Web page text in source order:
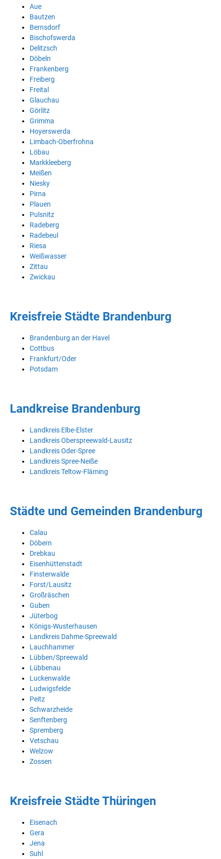
Aue
Bautzen
Bernsdorf
Bischofswerda
Delitzsch
Döbeln
Frankenberg
Freiberg
Freital
Glauchau
Görlitz
Grimma
Hoyerswerda
Limbach-Oberfrohna
Löbau
Markkleeberg
Meißen
Niesky
Pirna
Plauen
Pulsnitz
Radeberg
Radebeul
Riesa
Weißwasser
Zittau
Zwickau
Kreisfreie Städte Brandenburg
Brandenburg an der Havel
Cottbus
Frankfurt/Oder
Potsdam
Landkreise Brandenburg
Landkreis Elbe-Elster
Landkreis Oberspreewald-Lausitz
Landkreis Oder-Spree
Landkreis Spree-Neiße
Landkreis Teltow-Fläming
Städte und Gemeinden Brandenburg
Calau
Döbern
Drebkau
Eisenhüttenstadt
Finsterwalde
Forst/Lausitz
Großräschen
Guben
Jüterbog
Königs-Wusterhausen
Landkreis Dahme-Spreewald
Lauchhammer
Lübben/Spreewald
Lübbenau
Luckenwalde
Ludwigsfelde
Peitz
Schwarzheide
Senftenberg
Spremberg
Vetschau
Welzow
Zossen
Kreisfreie Städte Thüringen
Eisenach
Gera
Jena
Suhl